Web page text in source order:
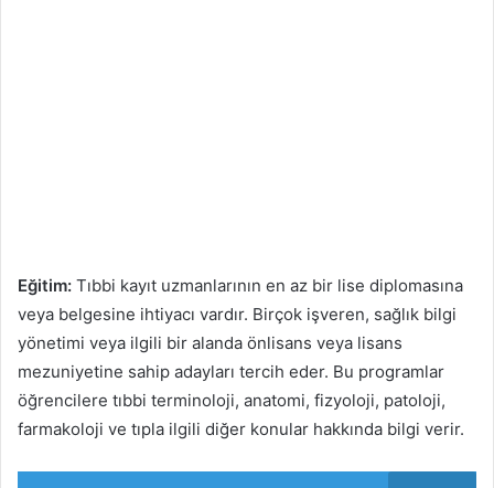
Eğitim: Tıbbi kayıt uzmanlarının en az bir lise diplomasına
veya belgesine ihtiyacı vardır. Birçok işveren, sağlık bilgi
yönetimi veya ilgili bir alanda önlisans veya lisans
mezuniyetine sahip adayları tercih eder. Bu programlar
öğrencilere tıbbi terminoloji, anatomi, fizyoloji, patoloji,
farmakoloji ve tıpla ilgili diğer konular hakkında bilgi verir.